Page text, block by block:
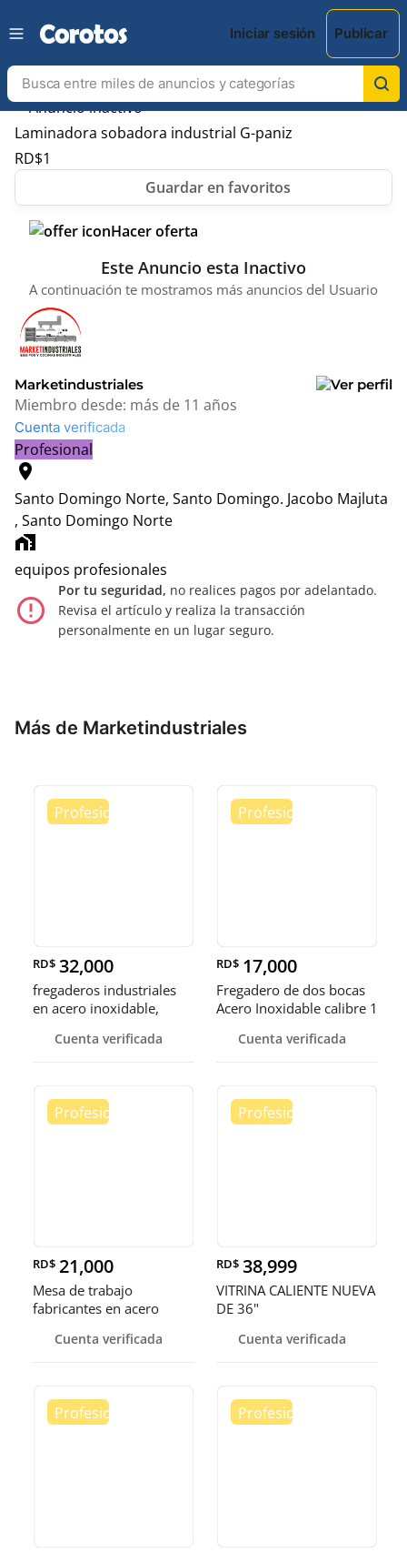
Iniciar sesión Publicar
Laminadora sobadora industrial G-paniz
RD$1
Hacer oferta
Este Anuncio esta Inactivo
A continuación te mostramos más anuncios del Usuario
Marketindustriales
Miembro desde: más de 11 años
Cuenta verificada
Profesional
location_on
Santo Domingo Norte, Santo Domingo. Jacobo Majluta
, Santo Domingo Norte
home_work
equipos profesionales
error_outline
Por tu seguridad, no realices pagos por adelantado.
Revisa el artículo y realiza la transacción
personalmente en un lugar seguro.
Más de Marketindustriales
RD$ 32,000
fregaderos industriales
en acero inoxidable,
Cuenta verificada
RD$ 17,000
Fregadero de dos bocas
Acero Inoxidable calibre 1
Cuenta verificada
RD$ 21,000
Mesa de trabajo
fabricantes en acero
Cuenta verificada
RD$ 38,999
VITRINA CALIENTE NUEVA
DE 36"
Cuenta verificada